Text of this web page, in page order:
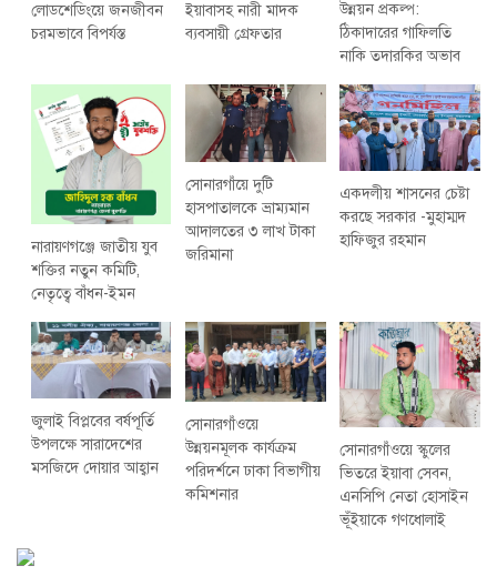
লোডশেডিংয়ে জনজীবন
চরমভাবে বিপর্যস্ত
ইয়াবাসহ নারী মাদক
ব্যবসায়ী গ্রেফতার
উন্নয়ন প্রকল্প:
ঠিকাদারের গাফিলতি
নাকি তদারকির অভাব
নারায়ণগঞ্জে জাতীয় যুব
শক্তির নতুন কমিটি,
নেতৃত্বে বাঁধন-ইমন
সোনারগাঁয়ে দুটি
হাসপাতালকে ভ্রাম্যমান
আদালতের ৩ লাখ টাকা
জরিমানা
একদলীয় শাসনের চেষ্টা
করছে সরকার -মুহাম্মদ
হাফিজুর রহমান
জুলাই বিপ্লবের বর্ষপূর্তি
উপলক্ষে সারাদেশের
মসজিদে দোয়ার আহ্বান
সোনারগাঁওয়ে
উন্নয়নমূলক কার্যক্রম
পরিদর্শনে ঢাকা বিভাগীয়
কমিশনার
সোনারগাঁওয়ে স্কুলের
ভিতরে ইয়াবা সেবন,
এনসিপি নেতা হোসাইন
ভূঁইয়াকে গণধোলাই